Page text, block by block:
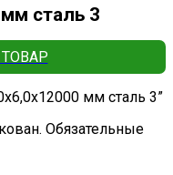
сталь 3
мм сталь 3”
Обязательные